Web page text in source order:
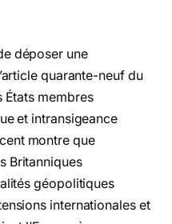
déposer une
quarante-neuf du
États membres
et intransigeance
montre que
Britanniques
géopolitiques
internationales et